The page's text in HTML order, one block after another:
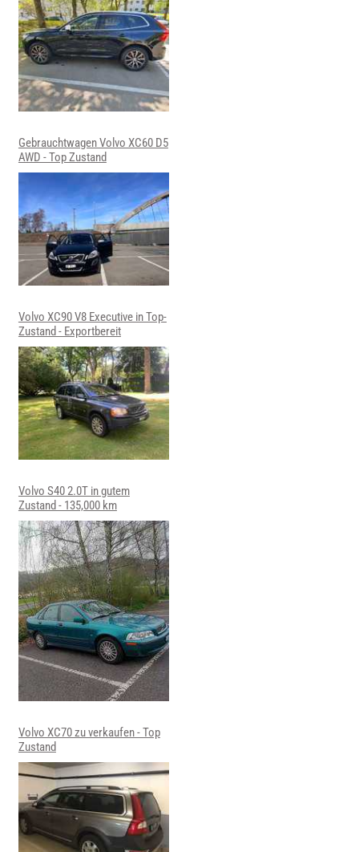
Gebrauchtwagen Volvo XC60 D5
AWD - Top Zustand
Volvo XC90 V8 Executive in Top-
Zustand - Exportbereit
Volvo S40 2.0T in gutem
Zustand - 135,000 km
Volvo XC70 zu verkaufen - Top
Zustand